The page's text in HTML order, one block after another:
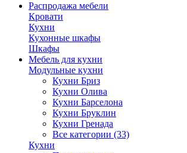
Распродажа мебели
Кровати
Кухни
Кухонные шкафы
Шкафы
Мебель для кухни
Модульные кухни
Кухни Бриз
Кухни Олива
Кухни Барселона
Кухни Бруклин
Кухни Гренада
Все категории (33)
Кухни